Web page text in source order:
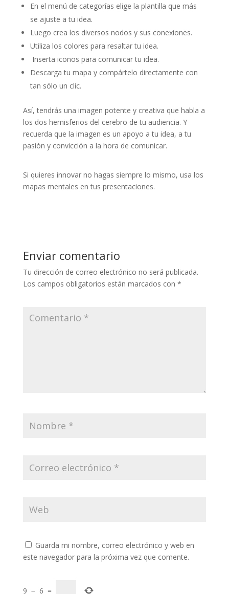
En el menú de categorías elige la plantilla que más
se ajuste a tu idea.
Luego crea los diversos nodos y sus conexiones.
Utiliza los colores para resaltar tu idea.
Inserta iconos para comunicar tu idea.
Descarga tu mapa y compártelo directamente con
tan sólo un clic.
Así, tendrás una imagen potente y creativa que habla a
los dos hemisferios del cerebro de tu audiencia. Y
recuerda que la imagen es un apoyo a tu idea, a tu
pasión y convicción a la hora de comunicar.
Si quieres innovar no hagas siempre lo mismo, usa los
mapas mentales en tus presentaciones.
Enviar comentario
Tu dirección de correo electrónico no será publicada.
Los campos obligatorios están marcados con *
Guarda mi nombre, correo electrónico y web en
este navegador para la próxima vez que comente.
9 − 6 =